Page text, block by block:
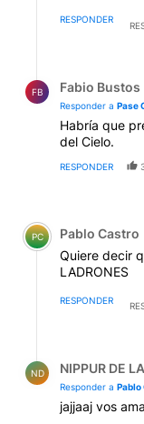
RESPONDER
FB Fabio Bustos
Responder a Pase
Habría que
del Cielo.
RESPONDER
Comentario de
PC Pablo Castro
Quiere decir
LADRONES
RESPONDER
ND NIPPUR DE
Responder a Pablo
jajjaaj vos